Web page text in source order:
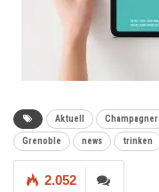
Aktuell Champagner
Grenoble news trinken
2.052